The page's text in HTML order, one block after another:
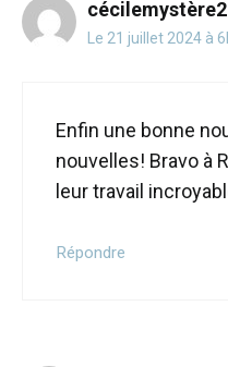
cécilemystère2
Le 21 juillet 2024 à
Enfin une bonne
nouvelles! Bravo à
leur travail
Répondre